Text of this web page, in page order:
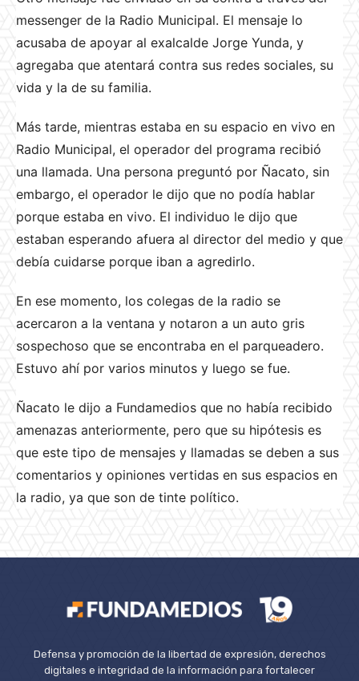
messenger de la Radio Municipal. El mensaje lo
acusaba de apoyar al exalcalde Jorge Yunda, y
agregaba que atentará contra sus redes sociales, su
vida y la de su familia.
Más tarde, mientras estaba en su espacio en vivo en
Radio Municipal, el operador del programa recibió
una llamada. Una persona preguntó por Ñacato, sin
embargo, el operador le dijo que no podía hablar
porque estaba en vivo. El individuo le dijo que
estaban esperando afuera al director del medio y que
debía cuidarse porque iban a agredirlo.
En ese momento, los colegas de la radio se
acercaron a la ventana y notaron a un auto gris
sospechoso que se encontraba en el parqueadero.
Estuvo ahí por varios minutos y luego se fue.
Ñacato le dijo a Fundamedios que no había recibido
amenazas anteriormente, pero que su hipótesis es
que este tipo de mensajes y llamadas se deben a sus
comentarios y opiniones vertidas en sus espacios en
la radio, ya que son de tinte político.
Defensa y promoción de la libertad de expresión, derechos
digitales e integridad de la información para fortalecer